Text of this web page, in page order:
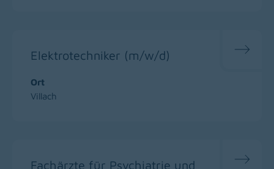
Elektrotechniker (m/w/d)
Ort
Villach
Fachärzte für Psychiatrie und